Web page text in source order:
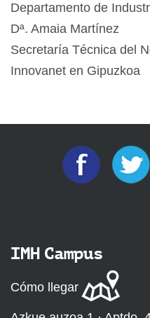
Departamento de
Dª. Amaia Martínez
Secretaría Técnica del
Innovanet en Gipuzkoa
IMH Campus
Cómo llegar